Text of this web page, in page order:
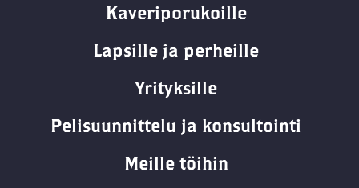
Kaveriporukoille
Lapsille ja perheille
Yrityksille
Pelisuunnittelu ja konsultointi
Meille töihin